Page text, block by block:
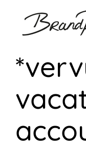
inhoud